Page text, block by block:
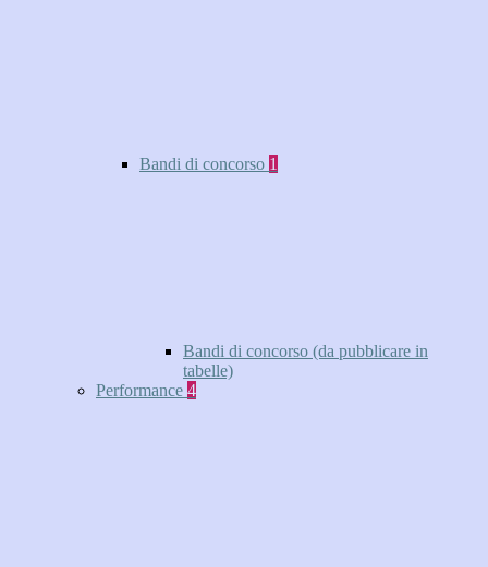
Bandi di concorso 1
Bandi di concorso (da pubblicare in
tabelle)
Performance 4